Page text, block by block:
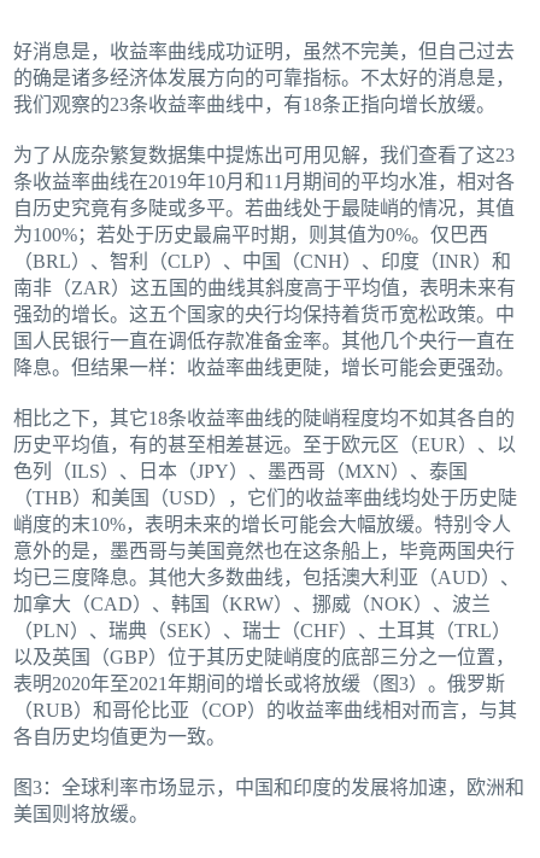
好消息是，收益率曲线成功证明，虽然不完美，但自己过去
的确是诸多经济体发展方向的可靠指标。不太好的消息是，
我们观察的23条收益率曲线中，有18条正指向增长放缓。
为了从庞杂繁复数据集中提炼出可用见解，我们查看了这23
条收益率曲线在2019年10月和11月期间的平均水准，相对各
自历史究竟有多陡或多平。若曲线处于最陡峭的情况，其值
为100%；若处于历史最扁平时期，则其值为0%。仅巴西
（BRL）、智利（CLP）、中国（CNH）、印度（INR）和
南非（ZAR）这五国的曲线其斜度高于平均值，表明未来有
强劲的增长。这五个国家的央行均保持着货币宽松政策。中
国人民银行一直在调低存款准备金率。其他几个央行一直在
降息。但结果一样：收益率曲线更陡，增长可能会更强劲。
相比之下，其它18条收益率曲线的陡峭程度均不如其各自的
历史平均值，有的甚至相差甚远。至于欧元区（EUR）、以
色列（ILS）、日本（JPY）、墨西哥（MXN）、泰国
（THB）和美国（USD），它们的收益率曲线均处于历史陡
峭度的末10%，表明未来的增长可能会大幅放缓。特别令人
意外的是，墨西哥与美国竟然也在这条船上，毕竟两国央行
均已三度降息。其他大多数曲线，包括澳大利亚（AUD）、
加拿大（CAD）、韩国（KRW）、挪威（NOK）、波兰
（PLN）、瑞典（SEK）、瑞士（CHF）、土耳其（TRL）
以及英国（GBP）位于其历史陡峭度的底部三分之一位置，
表明2020年至2021年期间的增长或将放缓（图3）。俄罗斯
（RUB）和哥伦比亚（COP）的收益率曲线相对而言，与其
各自历史均值更为一致。
图3：全球利率市场显示，中国和印度的发展将加速，欧洲和
美国则将放缓。